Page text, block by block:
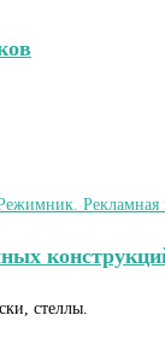
стеллы.